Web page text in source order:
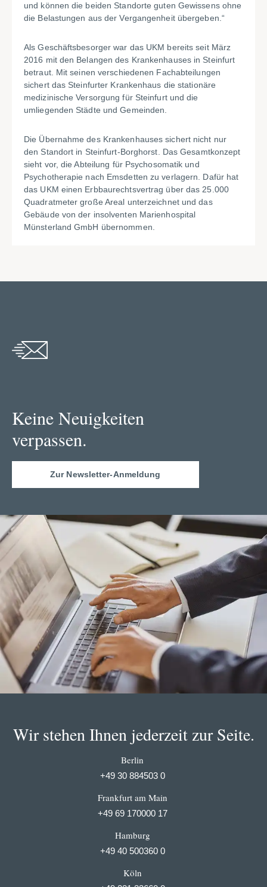
und können die beiden Standorte guten Gewissens ohne
die Belastungen aus der Vergangenheit übergeben.“
Als Geschäftsbesorger war das UKM bereits seit März
2016 mit den Belangen des Krankenhauses in Steinfurt
betraut. Mit seinen verschiedenen Fachabteilungen
sichert das Steinfurter Krankenhaus die stationäre
medizinische Versorgung für Steinfurt und die
umliegenden Städte und Gemeinden.
Die Übernahme des Krankenhauses sichert nicht nur
den Standort in Steinfurt-Borghorst. Das Gesamtkonzept
sieht vor, die Abteilung für Psychosomatik und
Psychotherapie nach Emsdetten zu verlagern. Dafür hat
das UKM einen Erbbaurechtsvertrag über das 25.000
Quadratmeter große Areal unterzeichnet und das
Gebäude von der insolventen Marienhospital
Münsterland GmbH übernommen.
Keine Neuigkeiten
verpassen.
Zur Newsletter-Anmeldung
Wir stehen Ihnen jederzeit zur Seite.
Berlin
+49 30 884503 0
Frankfurt am Main
+49 69 170000 17
Hamburg
+49 40 500360 0
Köln